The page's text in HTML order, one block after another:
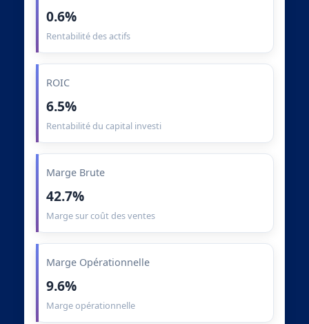
0.6%
Rentabilité des actifs
ROIC
6.5%
Rentabilité du capital investi
Marge Brute
42.7%
Marge sur coût des ventes
Marge Opérationnelle
9.6%
Marge opérationnelle